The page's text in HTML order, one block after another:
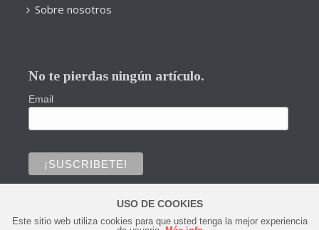
Sobre nosotros
No te pierdas ningún artículo.
Email
0
USO DE COOKIES
Este sitio web utiliza cookies para que usted tenga la mejor experiencia